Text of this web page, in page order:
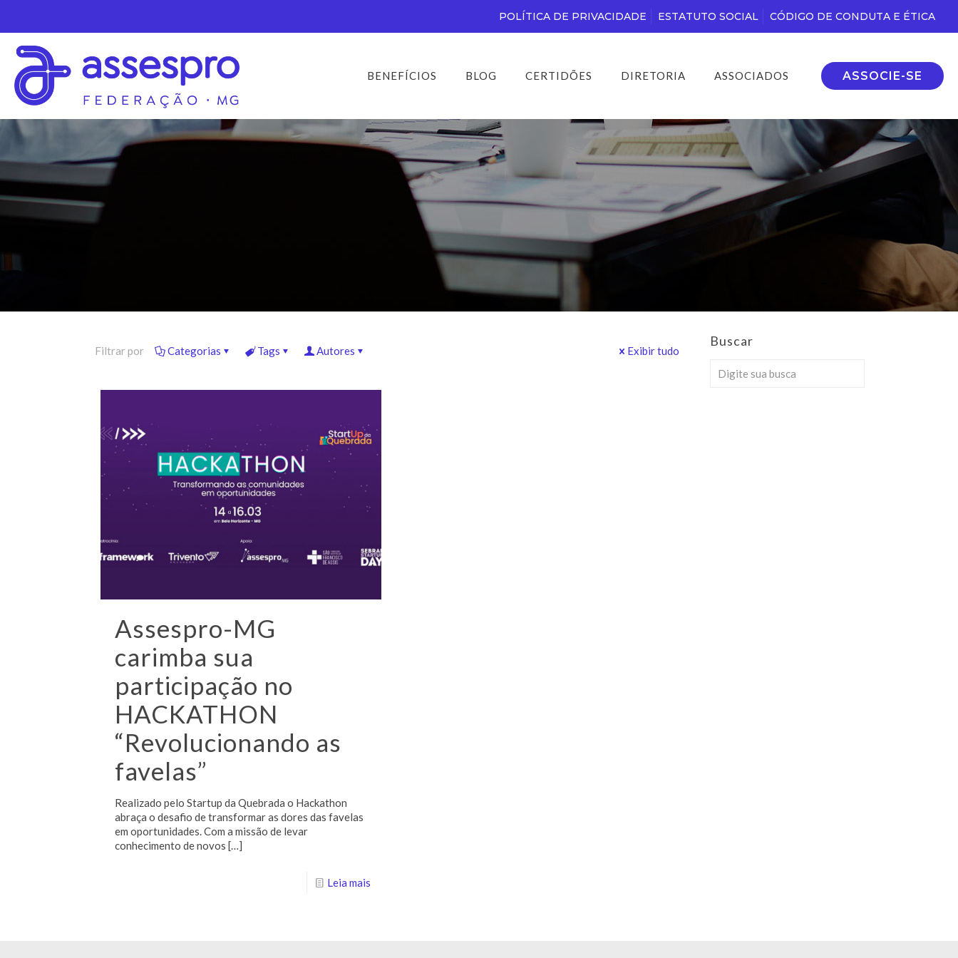
POLÍTICA DE PRIVACIDADE ESTATUTO SOCIAL CÓDIGO DE CONDUTA E ÉTICA
BENEFÍCIOS BLOG CERTIDÕES DIRETORIA ASSOCIADOS ASSOCIE-SE
Filtrar por Categorias Tags Autores Exibir tudo
Assespro-MG
carimba sua
participação no
HACKATHON
“Revolucionando as
favelas”
Realizado pelo Startup da Quebrada o Hackathon
abraça o desafio de transformar as dores das favelas
em oportunidades. Com a missão de levar
conhecimento de novos […]
Leia mais
Buscar